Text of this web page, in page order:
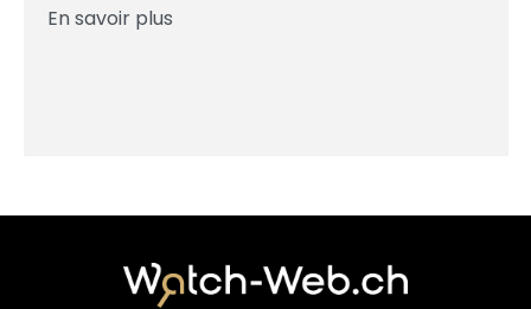
En savoir plus